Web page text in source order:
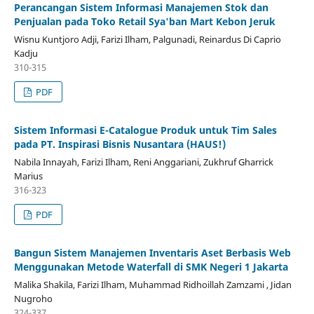
Perancangan Sistem Informasi Manajemen Stok dan
Penjualan pada Toko Retail Sya'ban Mart Kebon Jeruk
Wisnu Kuntjoro Adji, Farizi Ilham, Palgunadi, Reinardus Di Caprio
Kadju
310-315
PDF
Sistem Informasi E-Catalogue Produk untuk Tim Sales
pada PT. Inspirasi Bisnis Nusantara (HAUS!)
Nabila Innayah, Farizi Ilham, Reni Anggariani, Zukhruf Gharrick
Marius
316-323
PDF
Bangun Sistem Manajemen Inventaris Aset Berbasis Web
Menggunakan Metode Waterfall di SMK Negeri 1 Jakarta
Malika Shakila, Farizi Ilham, Muhammad Ridhoillah Zamzami , Jidan
Nugroho